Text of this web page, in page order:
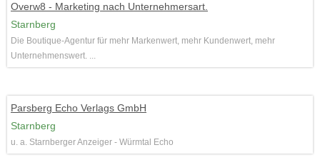
Overw8 - Marketing nach Unternehmersart.
Starnberg
Die Boutique-Agentur für mehr Markenwert, mehr Kundenwert, mehr
Unternehmenswert. ...
Parsberg Echo Verlags GmbH
Starnberg
u. a. Starnberger Anzeiger - Würmtal Echo